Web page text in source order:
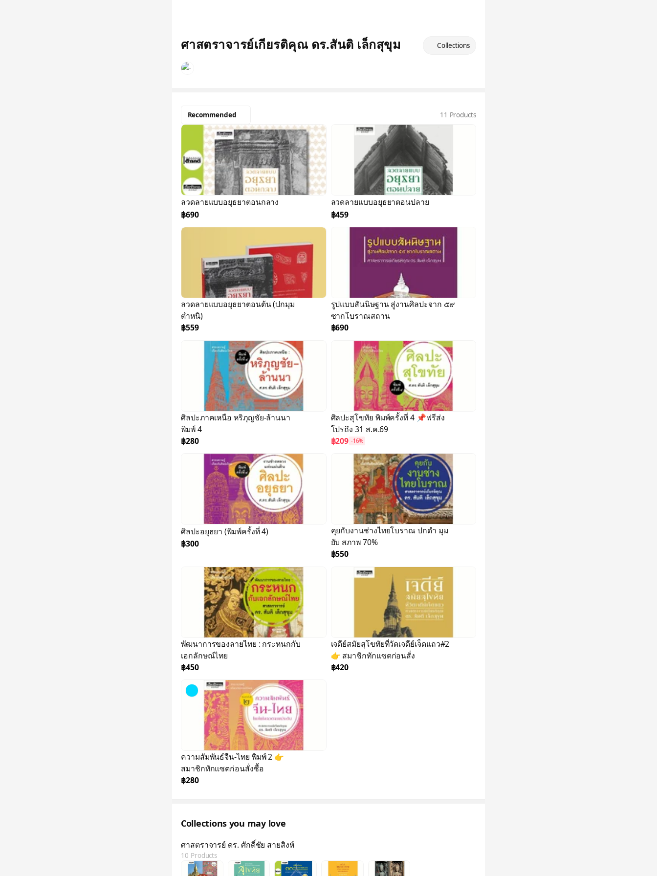
ศาสตราจารย์เกียรติคุณ ดร.สันติ เล็กสุขุม Collections
Recommended 11 Products
ลวดลายแบบอยุธยาตอนกลาง
฿690
ลวดลายแบบอยุธยาตอนปลาย
฿459
ลวดลายแบบอยุธยาตอนต้น (ปกมุม
ตำหนิ)
฿559
รูปแบบสันนิษฐาน สู่งานศิลปะจาก ๕๙
ซากโบราณสถาน
฿690
ศิลปะภาคเหนือ หริภุญชัย-ล้านนา
พิมพ์ 4
฿280
ศิลปะสุโขทัย พิมพ์ครั้งที่ 4 📌ฟรีส่ง
โปรถึง 31 ส.ค.69
฿209 -16%
ศิลปะอยุธยา (พิมพ์ครั้งที่ 4)
฿300
คุยกับงานช่างไทยโบราณ ปกดำ มุม
ยับ สภาพ 70%
฿550
พัฒนาการของลายไทย : กระหนกกับ
เอกลักษณ์ไทย
฿450
เจดีย์สมัยสุโขทัยที่วัดเจดีย์เจ็ดแถว#2
👉 สมาชิกทักแซตก่อนสั่ง
฿420
ความสัมพันธ์จีน-ไทย พิมพ์ 2 👉
สมาชิกทักแซตก่อนสั่งซื้อ
฿280
Collections you may love
ศาสตราจารย์ ดร. ศักดิ์ชัย สายสิงห์
10 Products